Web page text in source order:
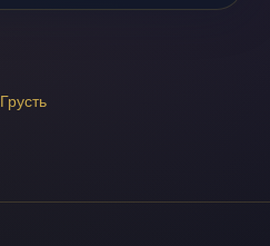
Грусть